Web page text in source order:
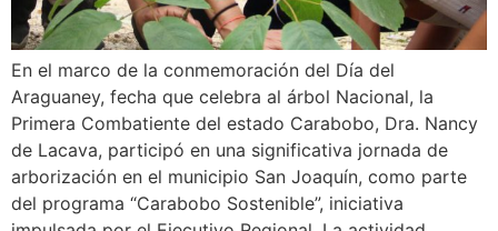
En el marco de la conmemoración del Día del
Araguaney, fecha que celebra al árbol Nacional, la
Primera Combatiente del estado Carabobo, Dra. Nancy
de Lacava, participó en una significativa jornada de
arborización en el municipio San Joaquín, como parte
del programa “Carabobo Sostenible”, iniciativa